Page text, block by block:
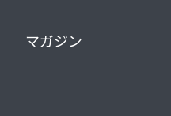
マガジン